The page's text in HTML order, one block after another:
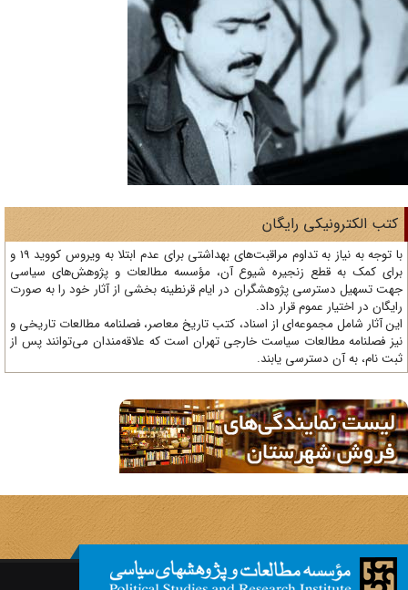
الکترونیکی رایگان
با توجه به نیاز به تداوم مراقبت‌های بهداشتی برای عدم ابتلا به ویروس کووید 19 و
کمک به قطع زنجیره شیوع آن، مؤسسه مطالعات و پژوهش‌های سیاسی
تسهیل دسترسی پژوهشگران در ایام قرنطینه بخشی از آثار خود را به صورت
در اختیار عموم قرار داد.
آثار شامل مجموعه‌ای از اسناد، کتب تاریخ معاصر، فصلنامه‌ مطالعات تاریخی و
فصلنامه مطالعات سیاست خارجی تهران است که علاقه‌مندان می‌توانند پس از
نام، به آن دسترسی یابند.